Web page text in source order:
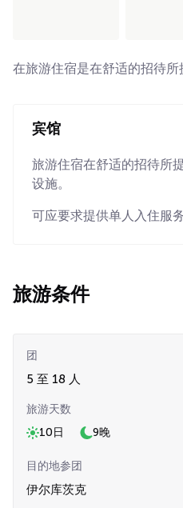
在旅游住宿是在舒适的招待所
宾馆
旅游住宿在舒适的招待所
设施。
可应要求提供单人入住服务
旅游条件
团
5 至 18 人
旅游天数
10日
9晚
目的地参团
伊尔库茨克